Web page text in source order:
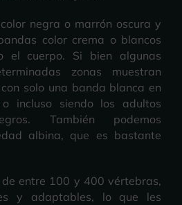
negra o marrón oscura y
color crema o blancos
el cuerpo. Si bien algunas
zonas muestran
solo una banda blanca en
incluso siendo los adultos
También podemos
albina, que es bastante
entre 100 y 400 vértebras,
y adaptables, lo que les